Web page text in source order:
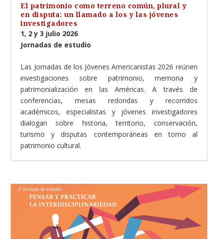
El patrimonio como terreno común, plural y
en disputa: un llamado a los y las jóvenes
investigadores
1, 2 y 3 julio 2026
Jornadas de estudio
Las Jornadas de los Jóvenes Americanistas 2026 reúnen
investigaciones sobre patrimonio, memoria y
patrimonialización en las Américas. A través de
conferencias, mesas redondas y recorridos
académicos, especialistas y jóvenes investigadores
dialogan sobre historia, territorio, conservación,
turismo y disputas contemporáneas en torno al
patrimonio cultural.